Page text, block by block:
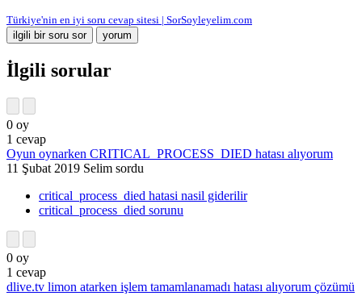
Türkiye'nin en iyi soru cevap sitesi | SorSoyleyelim.com
İlgili sorular
0 oy
1 cevap
Oyun oynarken CRITICAL_PROCESS_DIED hatası alıyorum
11 Şubat 2019 Selim sordu
critical_process_died hatasi nasil giderilir
critical_process_died sorunu
0 oy
1 cevap
dlive.tv limon atarken işlem tamamlanamadı hatası alıyorum çözümü